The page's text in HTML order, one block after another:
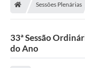
Sessões Plenárias
33ª Sessão
do Ano